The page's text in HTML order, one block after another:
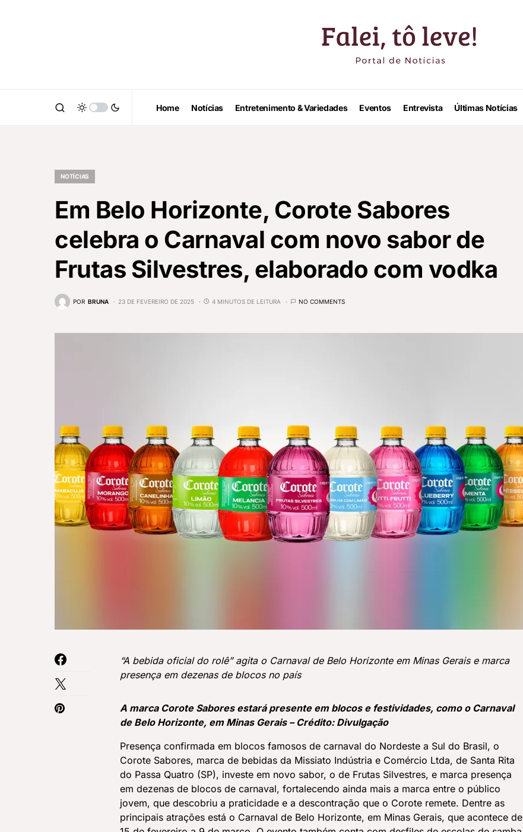
Home Notícias Entretenimento & Variedades Eventos Entrevista Últimas Notícias
NOTÍCIAS
Em Belo Horizonte, Corote Sabores
celebra o Carnaval com novo sabor de
Frutas Silvestres, elaborado com vodka
POR BRUNA 23 DE FEVEREIRO DE 2025 4 MINUTOS DE LEITURA NO COMMENTS
“A bebida oficial do rolê” agita o Carnaval de Belo Horizonte em Minas Gerais e marca
presença em dezenas de blocos no país
A marca Corote Sabores estará presente em blocos e festividades, como o Carnaval
de Belo Horizonte, em Minas Gerais – Crédito: Divulgação
Presença confirmada em blocos famosos de carnaval do Nordeste a Sul do Brasil, o
Corote Sabores, marca de bebidas da Missiato Indústria e Comércio Ltda, de Santa Rita
do Passa Quatro (SP), investe em novo sabor, o de Frutas Silvestres, e marca presença
em dezenas de blocos de carnaval, fortalecendo ainda mais a marca entre o público
jovem, que descobriu a praticidade e a descontração que o Corote remete. Dentre as
principais atrações está o Carnaval de Belo Horizonte, em Minas Gerais, que acontece de